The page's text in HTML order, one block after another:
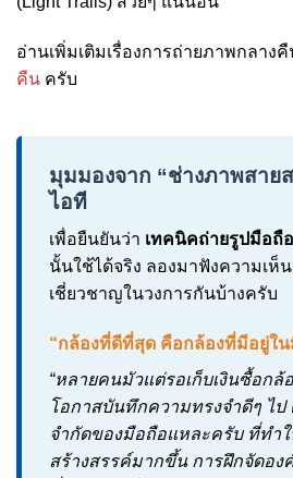
อ่านเพิ่มเติมเรื่องการถ่ายภาพกลาง
คืน ครับ
มุมมองจาก “ช่างภาพสาย
ไอที
เพื่อยืนยันว่า เทคนิคถ่ายรูปมือถื
นั้นใช้ได้จริง ลองมาฟังความเห็
เชี่ยวชาญในวงการกันบ้างครับ
“กล้องที่ดีที่สุด คือกล้องที่มีอยู่ใน
“หลายคนมัวแต่รอเก็บเงินซื้อก
โอกาสบันทึกความทรงจำดีๆ ไป
จำกัดของมือถือแหละครับ ที่ทำ
สร้างสรรค์มากขึ้น การฝึกจัดอง